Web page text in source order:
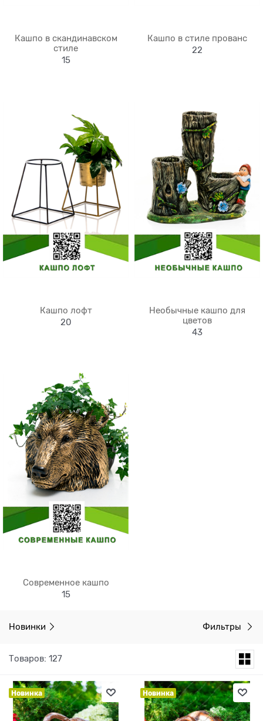
Кашпо в скандинавском
стиле
15
Кашпо в стиле прованс
22
Кашпо лофт
20
Необычные кашпо для
цветов
43
Современное кашпо
15
Новинки Фильтры
Товаров: 127
Новинка Новинка